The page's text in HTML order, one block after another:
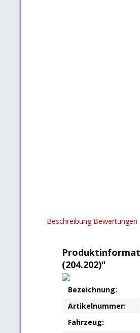
Beschreibung Bewertungen
(204.202)"
Bezeichnung:
Artikelnummer:
Fahrzeug: